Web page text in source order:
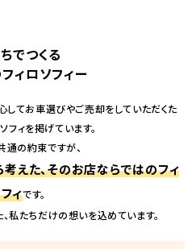
でつくる
ィロソフィー
してお車選びやご売却をしていただくた
フィを掲げています。
の約束ですが、
えた、そのお店ならではのフィ
ィです。
たちだけの想いを込めています。